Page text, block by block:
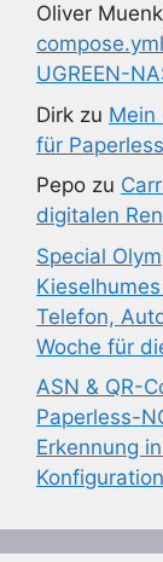
Oliver Muenk
UGREEN-
Dirk zu Mein
für
Pepo zu
digitalen
Special
Telefon,
Woche für
ASN & QR-
Paperless-
Erkennung